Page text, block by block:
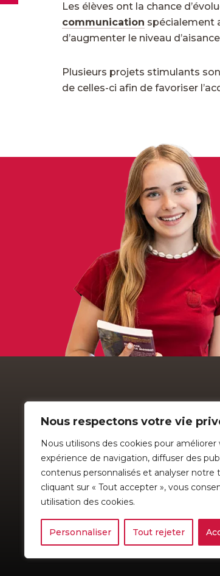
Nous respectons votre vie
Nous utilisons des cookies pour améliorer
expérience de navigation, diffuser des
contenus personnalisés et analyser notre
cliquant sur « Tout accepter », vous
utilisation des cookies.
Personnaliser Tout rejeter
Les élèves ont la chance
communication spécialement
d’augmenter le niveau
Plusieurs projets stimulants
de celles-ci afin de favoriser
Établissement de langue française
Cette école est un OSBL
Politique de confidentialité |Préférences de